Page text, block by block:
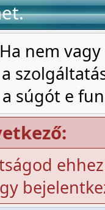
nem
súgót e